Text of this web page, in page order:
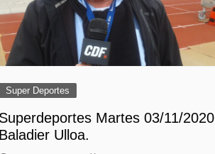
Super Deportes
Superdeportes Martes 03/11/2020
Baladier Ulloa.